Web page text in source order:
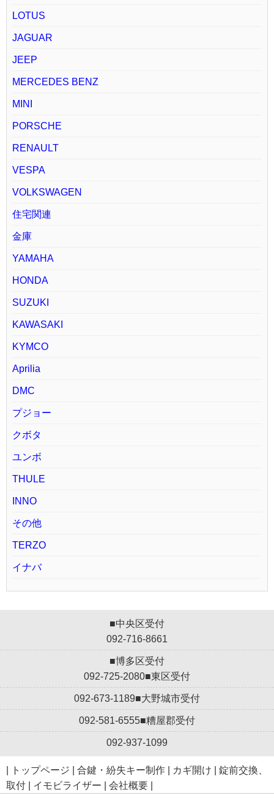
LOTUS
JAGUAR
JEEP
MERCEDES BENZ
MINI
PORSCHE
RENAULT
VESPA
VOLKSWAGEN
住宅関連
金庫
YAMAHA
HONDA
SUZUKI
KAWASAKI
KYMCO
Aprilia
DMC
プジョー
クボタ
ユンボ
THULE
INNO
その他
TERZO
イナバ
■中央区受付
092-716-8661
■博多区受付
092-725-2080■東区受付
092-673-1189■大野城市受付
092-581-6555■糟屋郡受付
092-937-1099
トップページ 合鍵・紛失キー制作 カギ開け
錠前交換、
取付
イモビライザー 会社概要